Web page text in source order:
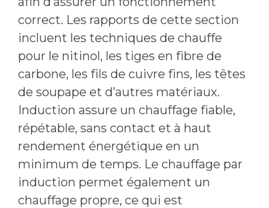
correct. Les rapports de cette section
incluent les techniques de chauffe
pour le nitinol, les tiges en fibre de
carbone, les fils de cuivre fins, les têtes
de soupape et d’autres matériaux.
Induction assure un chauffage fiable,
répétable, sans contact et à haut
rendement énergétique en un
minimum de temps. Le chauffage par
induction permet également un
chauffage propre, ce qui est